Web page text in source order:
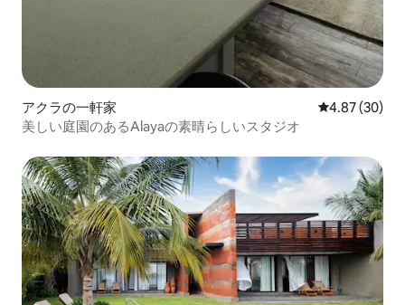
アクラの一軒家 レビュー30
4.87 (30)
美しい庭園のあるAlayaの素晴らしいスタジオ